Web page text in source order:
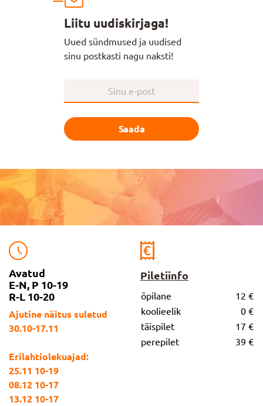
Liitu uudiskirjaga!
Uued sündmused ja uudised
sinu postkasti nagu naksti!
Saada
Avatud
E-N, P 10-19
R-L 10-20
Ajutine näitus suletud
30.10-17.11
Erilahtiolekuajad:
25.11 10-19
08.12 10-17
13.12 10-17
Piletiinfo
õpilane
12 €
koolieelik
0 €
täispilet
17 €
perepilet
39 €